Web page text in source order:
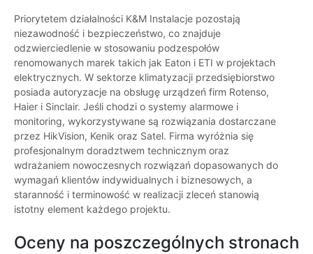
Priorytetem działalności K&M Instalacje pozostają
niezawodność i bezpieczeństwo, co znajduje
odzwierciedlenie w stosowaniu podzespołów
renomowanych marek takich jak Eaton i ETI w projektach
elektrycznych. W sektorze klimatyzacji przedsiębiorstwo
posiada autoryzacje na obsługę urządzeń firm Rotenso,
Haier i Sinclair. Jeśli chodzi o systemy alarmowe i
monitoring, wykorzystywane są rozwiązania dostarczane
przez HikVision, Kenik oraz Satel. Firma wyróżnia się
profesjonalnym doradztwem technicznym oraz
wdrażaniem nowoczesnych rozwiązań dopasowanych do
wymagań klientów indywidualnych i biznesowych, a
staranność i terminowość w realizacji zleceń stanowią
istotny element każdego projektu.
Oceny na poszczególnych stronach